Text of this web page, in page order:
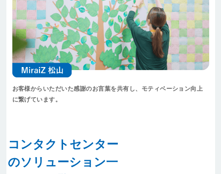
お客様からいただいた感謝のお言葉を共有し、モティベーション向上
に繋げています。
コンタクトセンター
のソリューション一